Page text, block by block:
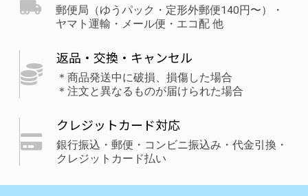
郵便局（ゆうパック・定形外郵便140円〜）・
ヤマト運輸・メール便・エコ配 他
返品・交換・キャンセル
＊商品発送中に破損、損傷した場合
＊注文と異なるものが届けられた場合
クレジットカード対応
銀行振込・郵便・コンビニ振込み・代金引換・
クレジットカード払い